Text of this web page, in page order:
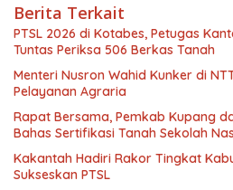
Berita Terkait
PTSL 2026 di Kotabes, Petugas
Tuntas Periksa 506 Berkas Tanah
Menteri Nusron Wahid Kunker di
Pelayanan Agraria
Rapat Bersama, Pemkab Kupang
Bahas Sertifikasi Tanah Sekolah
Kakantah Hadiri Rakor Tingkat
Sukseskan PTSL